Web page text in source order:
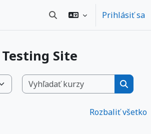
Prepnúť vyhľadávanie
Prihlásiť sa
Site
Rozbaliť všetko